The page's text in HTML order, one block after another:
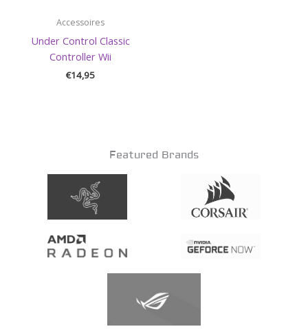
Accessoires
Under Control Classic
Controller Wii
€14,95
Featured Brands